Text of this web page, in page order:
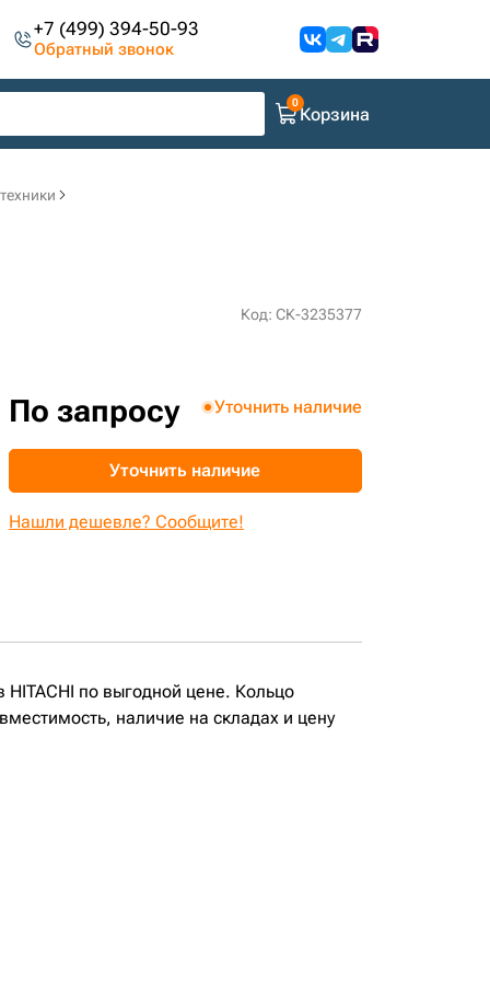
+7 (499) 394-50-93
Обратный звонок
Корзина
Код: СК-3235377
По запросу Уточнить наличие
Уточнить наличие
Нашли дешевле? Сообщите!
по выгодной цене. Кольцо
наличие на складах и цену